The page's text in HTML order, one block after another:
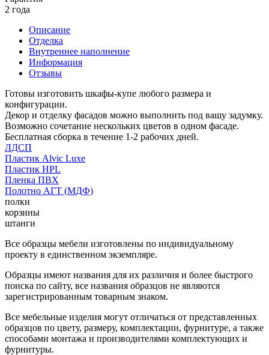
2 года
Описание
Отделка
Внутреннее наполнение
Информация
Отзывы
Готовы изготовить шкафы-купе любого размера и
конфигурации.
Декор и отделку фасадов можно выполнить под вашу задумку.
Возможно сочетание нескольких цветов в одном фасаде.
Бесплатная сборка в течение 1-2 рабочих дней.
ЛДСП
Пластик Alvic Luxe
Пластик HPL
Пленка ПВХ
Полотно АГТ (МДФ)
полки
корзины
штанги
Все образцы мебели изготовлены по индивидуальному
проекту в единственном экземпляре.
Образцы имеют названия для их различия и более быстрого
поиска по сайту, все названия образцов не являются
зарегистрированным товарным знаком.
Все мебельные изделия могут отличаться от представленных
образцов по цвету, размеру, комплектации, фурнитуре, а также
способами монтажа и производителями комплектующих и
фурнитуры.